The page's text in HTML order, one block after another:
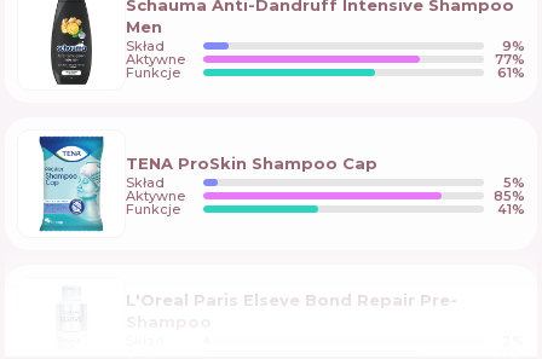
Schauma Anti-Dandruff Intensive Shampoo
Men
Skład 9%
Aktywne 77%
Funkcje 61%
TENA ProSkin Shampoo Cap
Skład 5%
Aktywne 85%
Funkcje 41%
L'Oreal Paris Elseve Bond Repair Pre-